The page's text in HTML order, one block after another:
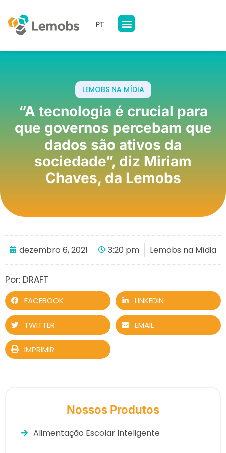
PT
LEMOBS NA MÍDIA
“A tecnologia é crucial para
que governos percebam que
dados são ativos da
sociedade”, diz Miriam
Chaves, da Lemobs
dezembro 6, 2021 3:20 pm Lemobs na Mídia
Por: DRAFT
FACEBOOK LINKEDIN
TWITTER EMAIL
IMPRIMIR
Nossos Produtos
Alimentação Escolar Inteligente